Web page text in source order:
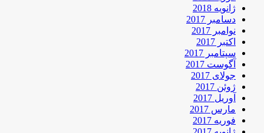
ژانویه 2018
دسامبر 2017
نوامبر 2017
اکتبر 2017
سپتامبر 2017
آگوست 2017
جولای 2017
ژوئن 2017
آوریل 2017
مارس 2017
فوریه 2017